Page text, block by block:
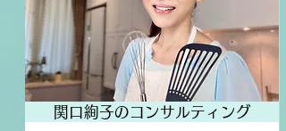
関口絢子のコンサルティング